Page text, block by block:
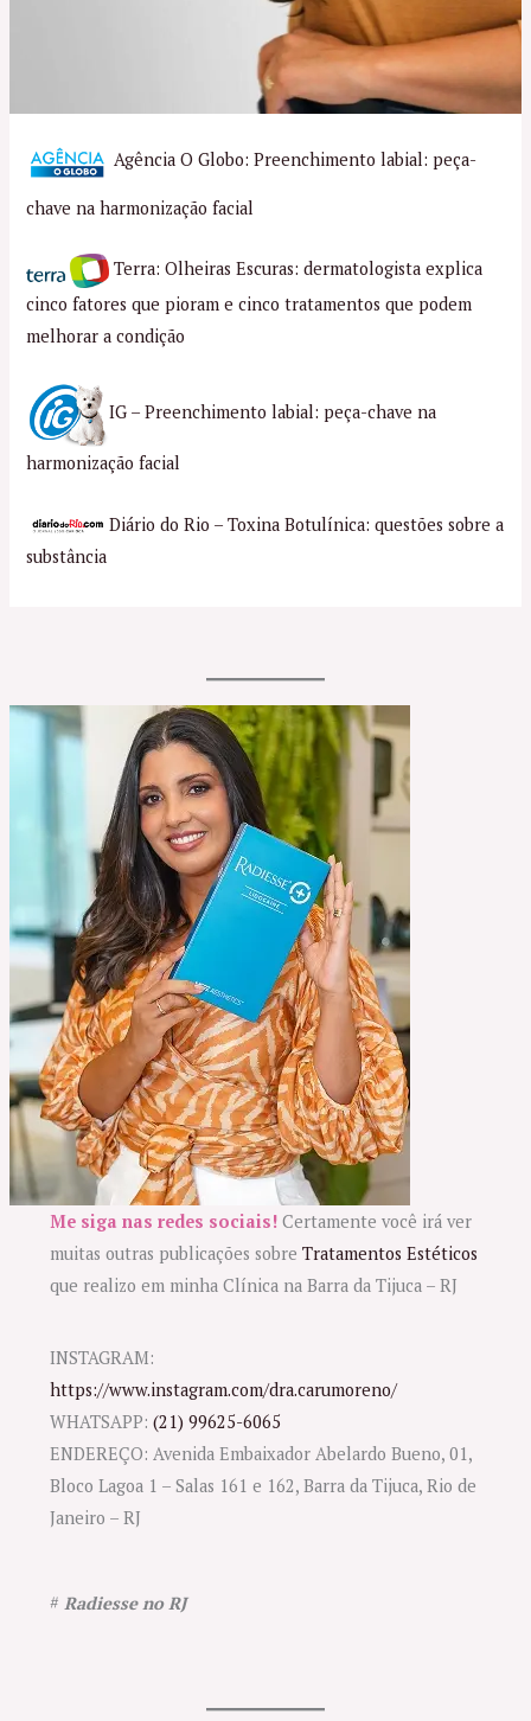
Agência O Globo: Preenchimento labial: peça-
chave na harmonização facial
Terra: Olheiras Escuras: dermatologista explica
cinco fatores que pioram e cinco tratamentos que podem
melhorar a condição
IG – Preenchimento labial: peça-chave na
harmonização facial
Diário do Rio – Toxina Botulínica: questões sobre a
substância
Me siga nas redes sociais! Certamente você irá ver
muitas outras publicações sobreTratamentos Estéticos
que realizo em minha Clínica na Barra da Tijuca – RJ
INSTAGRAM:
https://www.instagram.com/dra.carumoreno/
WHATSAPP:(21) 99625-6065
ENDEREÇO: Avenida Embaixador Abelardo Bueno, 01,
Bloco Lagoa 1 – Salas 161 e 162, Barra da Tijuca, Rio de
Janeiro – RJ
#Radiesse no RJ